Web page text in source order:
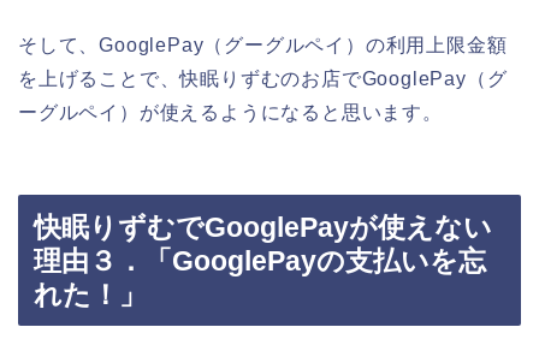
そして、GooglePay（グーグルペイ）の利用上限金額
を上げることで、快眠りずむのお店でGooglePay（グ
ーグルペイ）が使えるようになると思います。
快眠りずむでGooglePayが使えない
理由３．「GooglePayの支払いを忘
れた！」